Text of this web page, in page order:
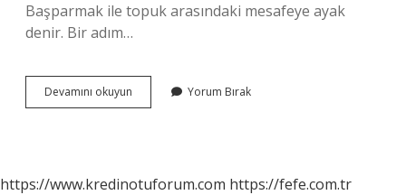
Başparmak ile topuk arasındaki mesafeye ayak
denir. Bir adım…
Devamını okuyun Parmakla
Nasil
Yorum Bırak
https://www.kredinotuforum.com https://fefe.com.tr